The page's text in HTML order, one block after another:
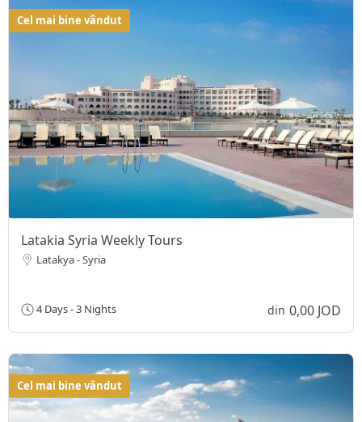
Cel mai bine vândut
Latakia Syria Weekly Tours
Latakya - Syria
4 Days - 3 Nights din 0,00 JOD
Cel mai bine vândut